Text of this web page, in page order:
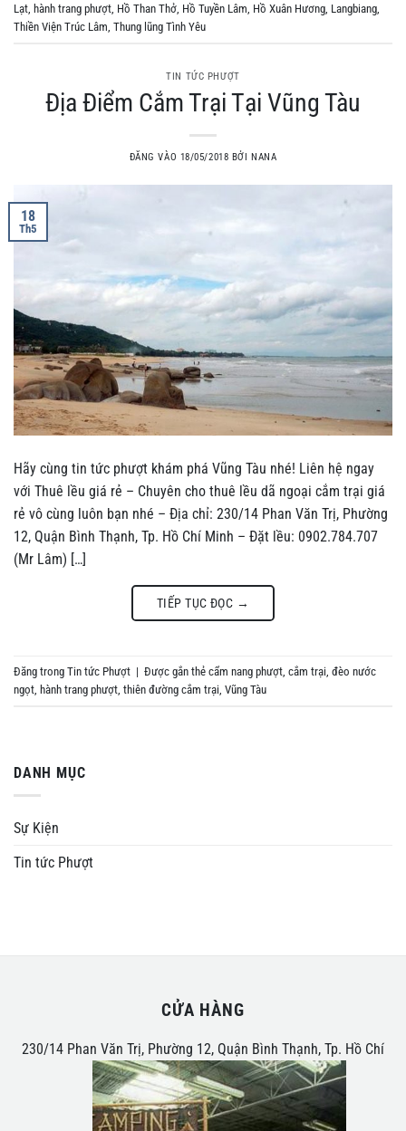
Lạt hành trang phượt Hồ Than Thở Hồ Tuyền Lâm Hồ Xuân Hương Langbiang
Thiền Viện Trúc Lâm Thung lũng Tình Yêu
TIN TỨC PHƯỢT
Địa Điểm Cắm Trại Tại Vũng Tàu
ĐĂNG VÀO 18/05/2018 BỞINANA
18
Th5
Hãy cùng tin tức phượt khám phá Vũng Tàu nhé! Liên hệ ngay
với Thuê lều giá rẻ – Chuyên cho thuê lều dã ngoại cắm trại giá
rẻ vô cùng luôn bạn nhé – Địa chỉ: 230/14 Phan Văn Trị, Phường
12, Quận Bình Thạnh, Tp. Hồ Chí Minh – Đặt lều: 0902.784.707
(Mr Lâm) […]
TIẾP TỤC ĐỌC →
Đăng trong Tin tức Phượt | Được gắn thẻ cẩm nang phượt cắm trại đèo nước
ngọt hành trang phượt thiên đường cắm trại Vũng Tàu
DANH MỤC
Sự Kiện
Tin tức Phượt
CỬA HÀNG
230/14 Phan Văn Trị, Phường 12, Quận Bình Thạnh, Tp. Hồ Chí